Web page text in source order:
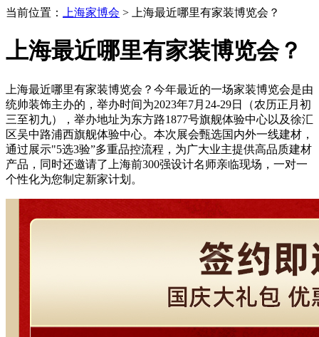
当前位置： 上海家博会 > 上海最近哪里有家装博览会？
上海最近哪里有家装博览会？
上海最近哪里有家装博览会？今年最近的一场家装博览会是由
统帅装饰主办的，举办时间为2023年7月24-29日（农历正月初
三至初九），举办地址为东方路1877号旗舰体验中心以及徐汇
区吴中路浦西旗舰体验中心。本次展会甄选国内外一线建材，
通过展示"5选3验”多重品控流程， 为广大业主提供高品质建材
产品，同时还邀请了上海前300强设计名师亲临现场，一对一
个性化为您制定新家计划。